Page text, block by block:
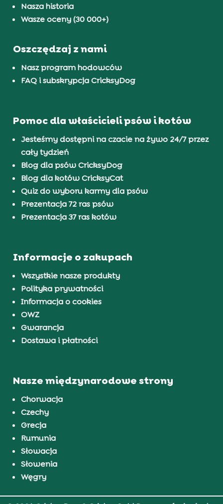
Nasza historia
Wasze oceny (30 000+)
Oszczędzaj z nami
Nasz program hodowców
FAQ i subskrypcja CricksyDog
Pomoc dla właścicieli psów i kotów
Jesteśmy dostępni na czacie na żywo 24/7 przez
cały tydzień
Blog dla psów CricksyDog
Blog dla kotów CricksyCat
Quiz do wyboru karmy dla psów
Prezentacja 72 ras psów
Prezentacja 37 ras kotów
Informacje o zakupach
Wszystkie nasze produkty
Polityka prywatności
Informacja o cookies
OWZ
Gwarancja
Dostawa i płatności
Nasze międzynarodowe strony
Chorwacja
Czechy
Grecja
Rumunia
Słowacja
Słowenia
Węgry